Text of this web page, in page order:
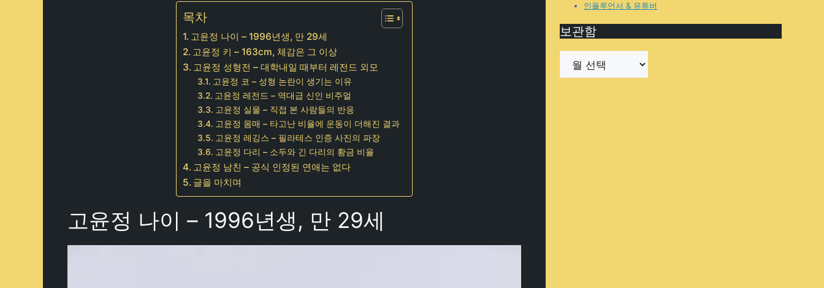
목차
고윤정 나이 – 1996년생, 만 29세
고윤정 키 – 163cm, 체감은 그 이상
고윤정 성형전 – 대학내일 때부터 레전드 외모
고윤정 코 – 성형 논란이 생기는 이유
고윤정 레전드 – 역대급 신인 비주얼
고윤정 실물 – 직접 본 사람들의 반응
고윤정 몸매 – 타고난 비율에 운동이 더해진 결과
고윤정 레깅스 – 필라테스 인증 사진의 파장
고윤정 다리 – 소두와 긴 다리의 황금 비율
고윤정 남친 – 공식 인정된 연애는 없다
글을 마치며
고윤정 나이 – 1996년생, 만 29세
인플루언서 & 유튜버
보관함
관